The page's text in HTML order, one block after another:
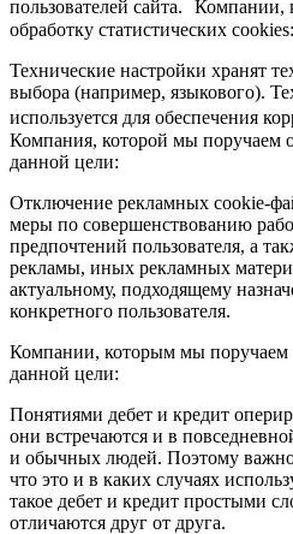
пользователей сайта.
обработку статистических cookies:
Технические настройки хранят
выбора (например, языкового).
используется для обеспечения
Компания, которой мы поручаем
данной цели:
Отключение рекламных cookie-
меры по совершенствованию
предпочтений пользователя, а
рекламы, иных рекламных
актуальному, подходящему
конкретного пользователя.
Компании, которым мы поручаем
данной цели:
Понятиями дебет и кредит
они встречаются и в
и обычных людей. Поэтому важно
что это и в каких случаях
такое дебет и кредит простыми
отличаются друг от друга.